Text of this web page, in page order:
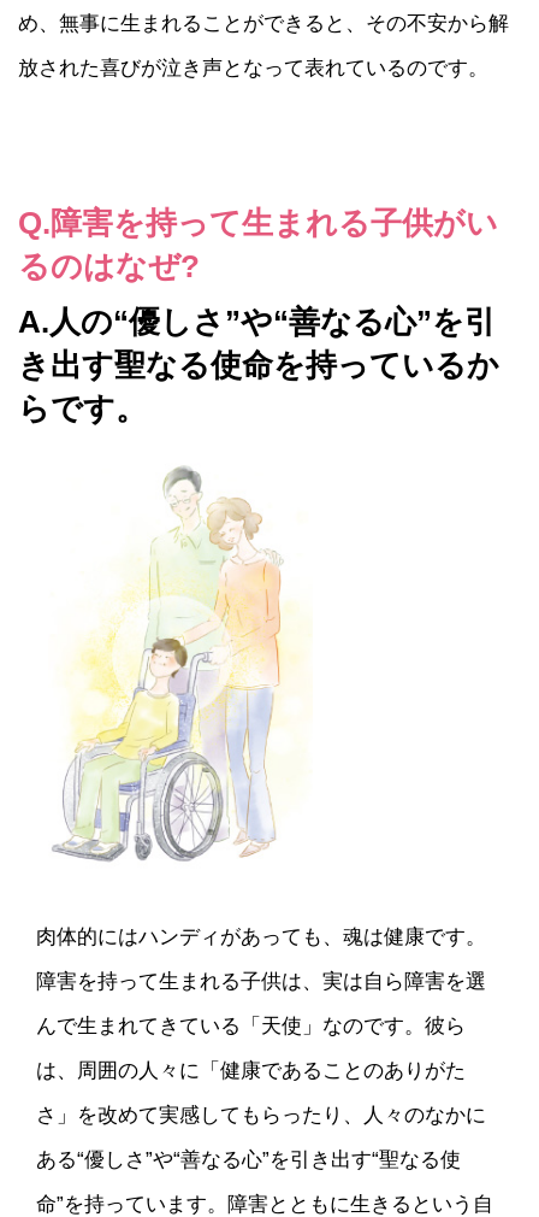
め、無事に生まれることができると、その不安から解
放された喜びが泣き声となって表れているのです。
Q.障害を持って生まれる子供がい
るのはなぜ?
A.人の“優しさ”や“善なる心”を引
き出す聖なる使命を持っているか
らです。
肉体的にはハンディがあっても、魂は健康です。
障害を持って生まれる子供は、実は自ら障害を選
んで生まれてきている「天使」なのです。彼ら
は、周囲の人々に「健康であることのありがた
さ」を改めて実感してもらったり、人々のなかに
ある“優しさ”や“善なる心”を引き出す“聖なる使
命”を持っています。障害とともに生きるという自